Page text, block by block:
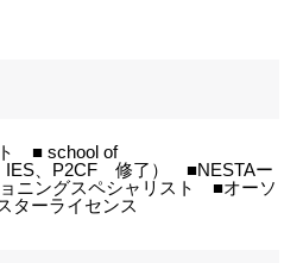
■ school of
IES、P2CF 修了） ■NESTAー
ニングスペシャリスト ■オーソ
ターライセンス